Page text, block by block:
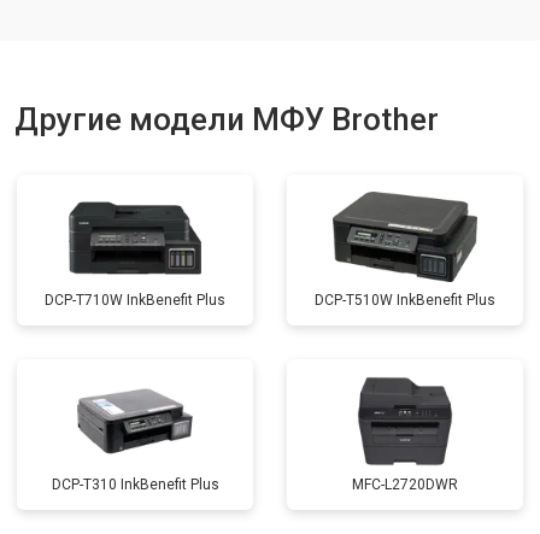
Другие модели МФУ Brother
DCP-T710W InkBenefit Plus DCP-T510W InkBenefit Plus
DCP-T310 InkBenefit Plus MFC-L2720DWR